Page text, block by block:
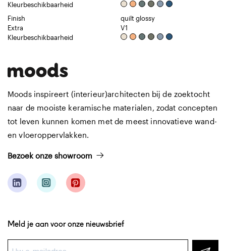
Kleurbeschikbaarheid
Finish
quilt glossy
Extra
V1
Kleurbeschikbaarheid
Moods inspireert (interieur)architecten bij de zoektocht
naar de mooiste keramische materialen, zodat concepten
tot leven kunnen komen met de meest innovatieve wand-
en vloeroppervlakken.
Bezoek onze showroom
Meld je aan voor onze nieuwsbrief